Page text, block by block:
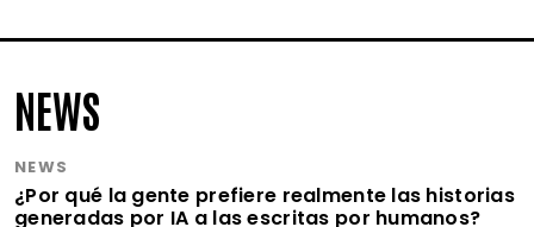
NEWS
NEWS
¿Por qué la gente prefiere realmente las historias
generadas por IA a las escritas por humanos?